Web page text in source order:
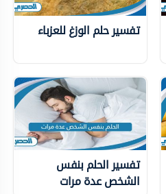
تفسير حلم الوزغ للعزباء
تفسير الحلم بنفس
الشخص عدة مرات